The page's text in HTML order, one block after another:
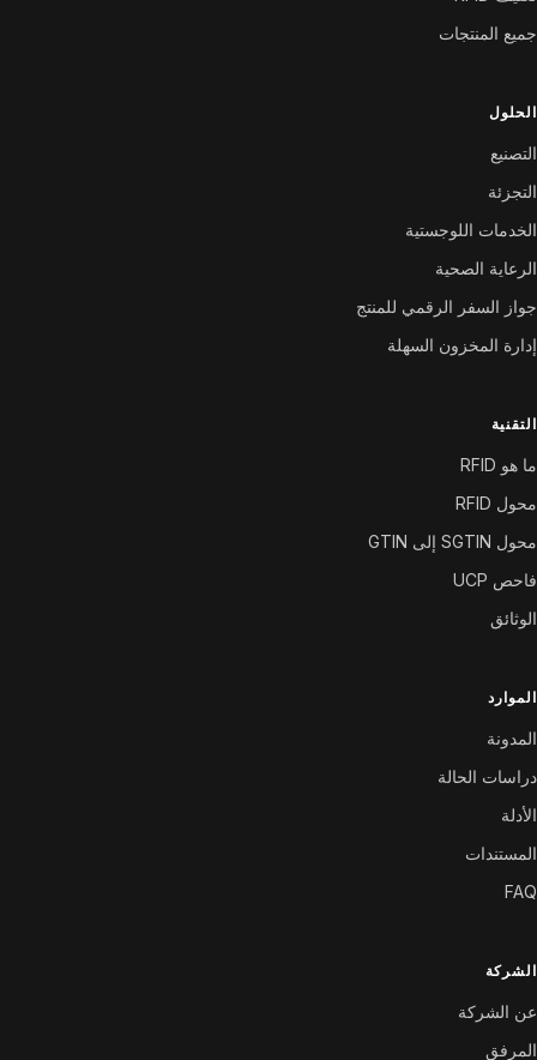
جميع المنتجات
الحلول
التصنيع
التجزئة
الخدمات اللوجستية
الرعاية الصحية
جواز السفر الرقمي للمنتج
إدارة المخزون السهلة
التقنية
ما هو RFID
محول RFID
محول SGTIN إلى GTIN
فاحص UCP
الوثائق
الموارد
المدونة
دراسات الحالة
الأدلة
المستندات
FAQ
الشركة
عن الشركة
المرفق